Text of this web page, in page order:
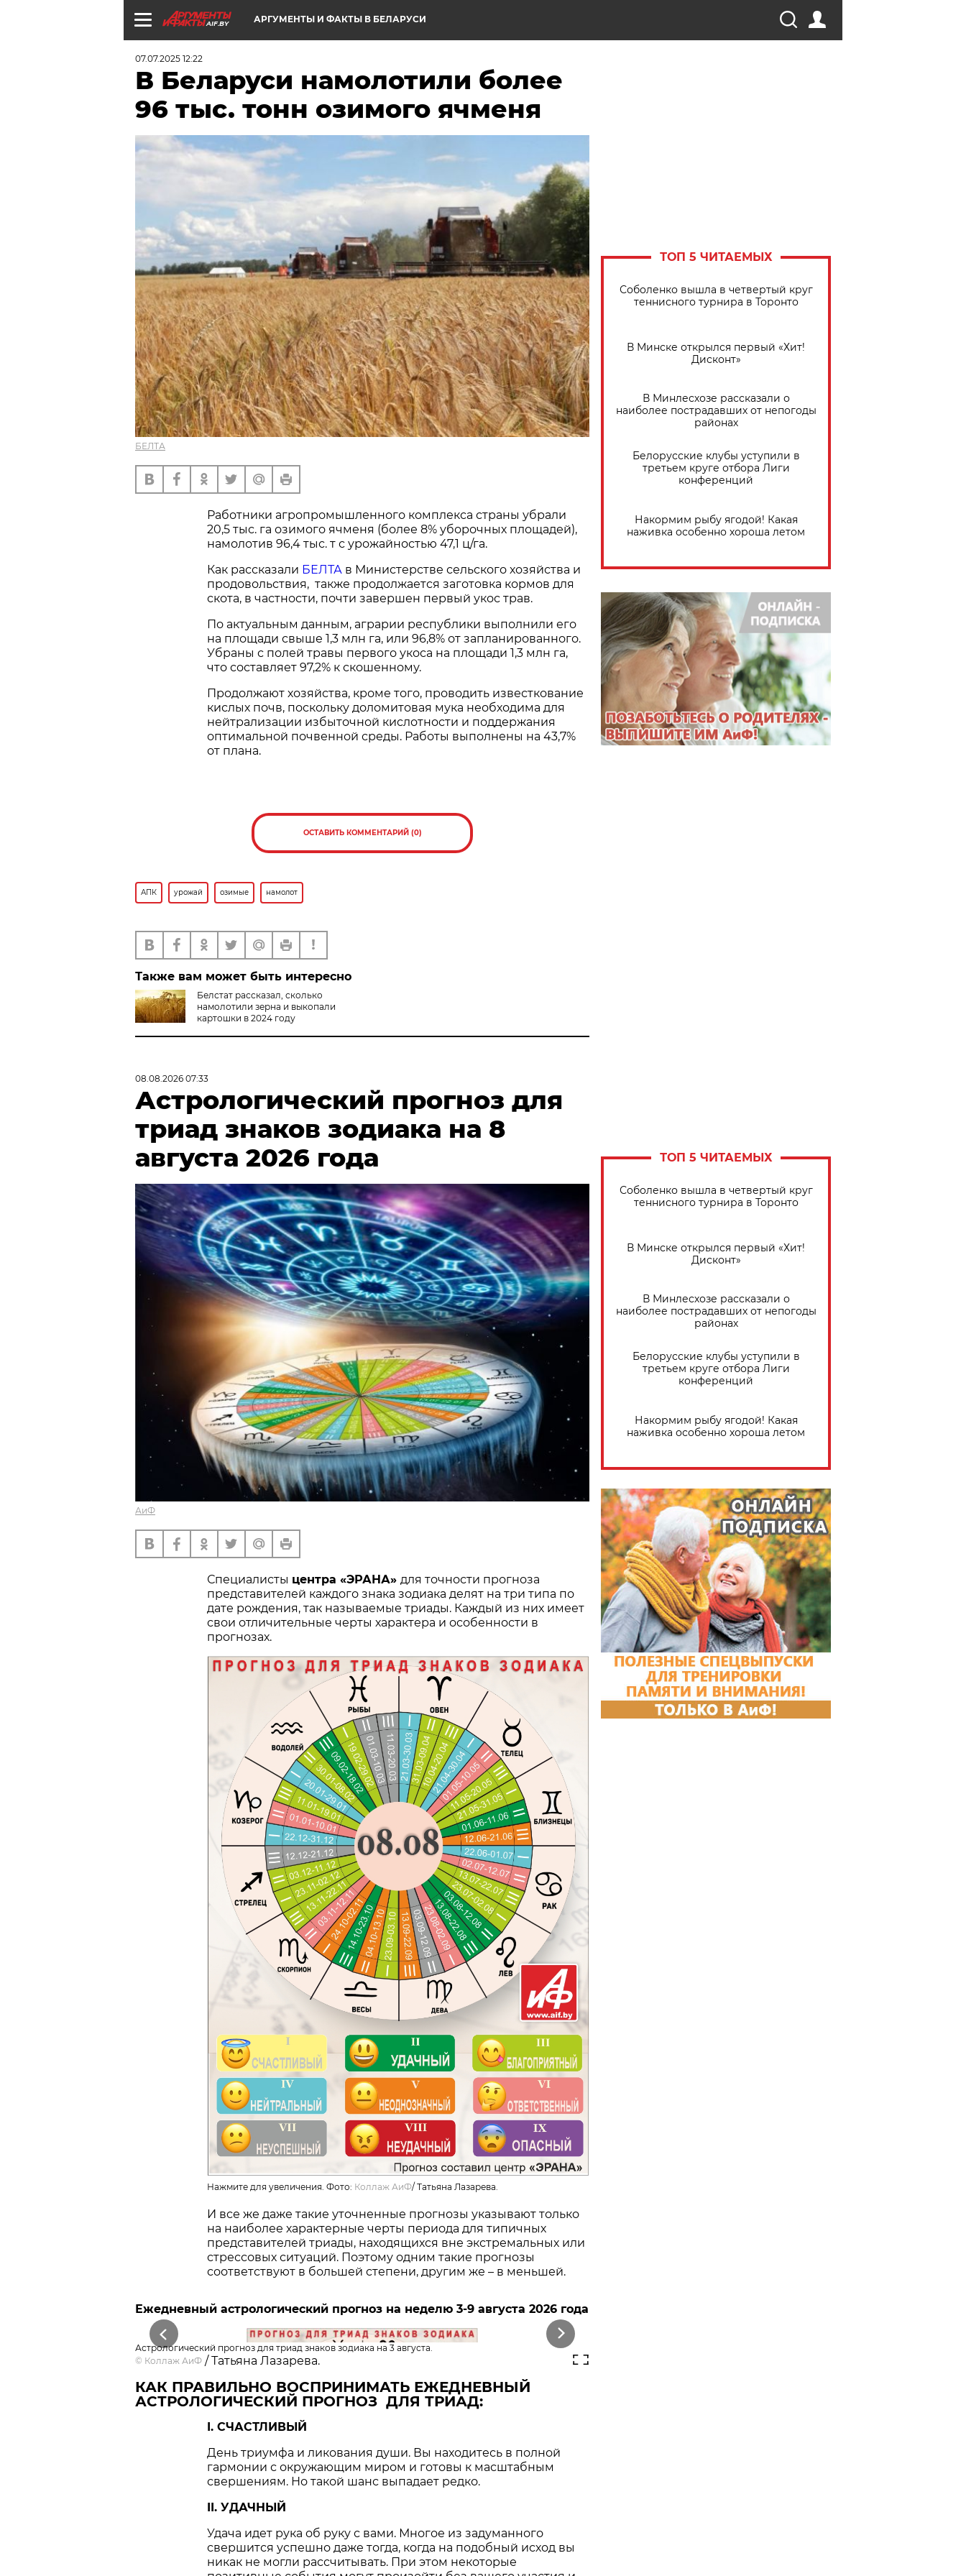
AIF.BY АРГУМЕНТЫ И ФАКТЫ В БЕЛАРУСИ
07.07.2025 12:22
В Беларуси намолотили более
96 тыс. тонн озимого ячменя
БЕЛТА
Работники агропромышленного комплекса страны убрали
20,5 тыс. га озимого ячменя (более 8% уборочных площадей),
намолотив 96,4 тыс. т с урожайностью 47,1 ц/га.
Как рассказали БЕЛТА в Министерстве сельского хозяйства и
продовольствия, также продолжается заготовка кормов для
скота, в частности, почти завершен первый укос трав.
По актуальным данным, аграрии республики выполнили его
на площади свыше 1,3 млн га, или 96,8% от запланированного.
Убраны с полей травы первого укоса на площади 1,3 млн га,
что составляет 97,2% к скошенному.
Продолжают хозяйства, кроме того, проводить известкование
кислых почв, поскольку доломитовая мука необходима для
нейтрализации избыточной кислотности и поддержания
оптимальной почвенной среды. Работы выполнены на 43,7%
от плана.
ОСТАВИТЬ КОММЕНТАРИЙ (0)
АПК урожай озимые намолот
Также вам может быть интересно
Белстат рассказал, сколько
намолотили зерна и выкопали
картошки в 2024 году
ТОП 5 ЧИТАЕМЫХ
Соболенко вышла в четвертый круг
теннисного турнира в Торонто
В Минске открылся первый «Хит!
Дисконт»
В Минлесхозе рассказали о
наиболее пострадавших от непогоды
районах
Белорусские клубы уступили в
третьем круге отбора Лиги
конференций
Накормим рыбу ягодой! Какая
наживка особенно хороша летом
08.08.2026 07:33
Астрологический прогноз для
триад знаков зодиака на 8
августа 2026 года
АиФ
Специалисты центра «ЭРАНА» для точности прогноза
представителей каждого знака зодиака делят на три типа по
дате рождения, так называемые триады. Каждый из них имеет
свои отличительные черты характера и особенности в
прогнозах.
Нажмите для увеличения. Фото: Коллаж АиФ/ Татьяна Лазарева.
И все же даже такие уточненные прогнозы указывают только
на наиболее характерные черты периода для типичных
представителей триады, находящихся вне экстремальных или
стрессовых ситуаций. Поэтому одним такие прогнозы
соответствуют в большей степени, другим же – в меньшей.
Ежедневный астрологический прогноз на неделю 3-9 августа 2026 года
Previous
Next
Астрологический прогноз для триад знаков зодиака на 3 августа.
© Коллаж АиФ / Татьяна Лазарева.
КАК ПРАВИЛЬНО ВОСПРИНИМАТЬ ЕЖЕДНЕВНЫЙ
АСТРОЛОГИЧЕСКИЙ ПРОГНОЗ ДЛЯ ТРИАД:
I. СЧАСТЛИВЫЙ
День триумфа и ликования души. Вы находитесь в полной
гармонии с окружающим миром и готовы к масштабным
свершениям. Но такой шанс выпадает редко.
II. УДАЧНЫЙ
Удача идет рука об руку с вами. Многое из задуманного
свершится успешно даже тогда, когда на подобный исход вы
никак не могли рассчитывать. При этом некоторые
ТОП 5 ЧИТАЕМЫХ
Соболенко вышла в четвертый круг
теннисного турнира в Торонто
В Минске открылся первый «Хит!
Дисконт»
В Минлесхозе рассказали о
наиболее пострадавших от непогоды
районах
Белорусские клубы уступили в
третьем круге отбора Лиги
конференций
Накормим рыбу ягодой! Какая
наживка особенно хороша летом